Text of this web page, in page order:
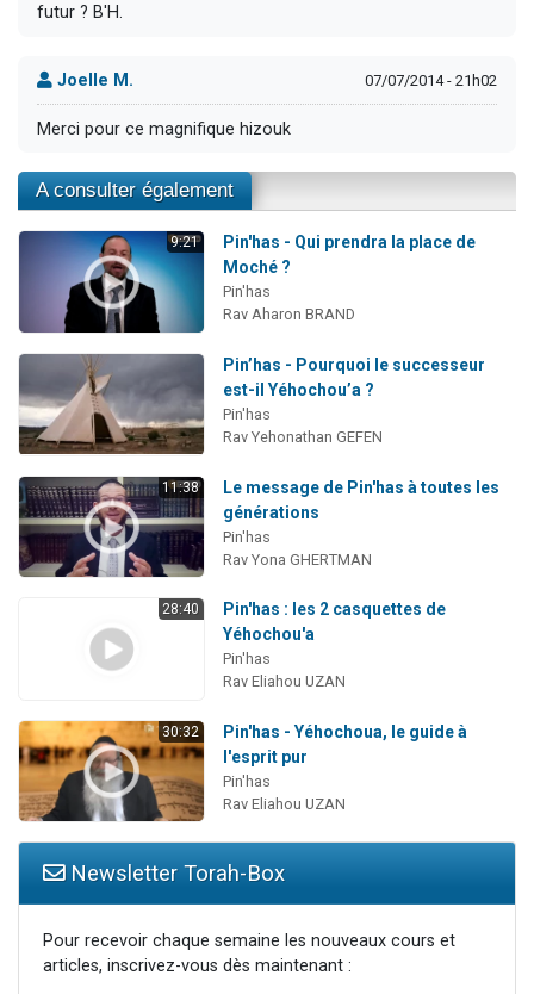
futur ? B'H.
Joelle M. 07/07/2014 - 21h02
Merci pour ce magnifique hizouk
A consulter également
9:21
Pin'has - Qui prendra la place de
Moché ?
Pin'has
Rav Aharon BRAND
Pin’has - Pourquoi le successeur
est-il Yéhochou’a ?
Pin'has
Rav Yehonathan GEFEN
11:38
Le message de Pin'has à toutes les
générations
Pin'has
Rav Yona GHERTMAN
28:40
Pin'has : les 2 casquettes de
Yéhochou'a
Pin'has
Rav Eliahou UZAN
30:32
Pin'has - Yéhochoua, le guide à
l'esprit pur
Pin'has
Rav Eliahou UZAN
Newsletter Torah-Box
Pour recevoir chaque semaine les nouveaux cours et
articles, inscrivez-vous dès maintenant :